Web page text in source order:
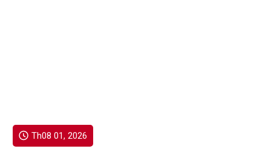
Th08 01, 2026